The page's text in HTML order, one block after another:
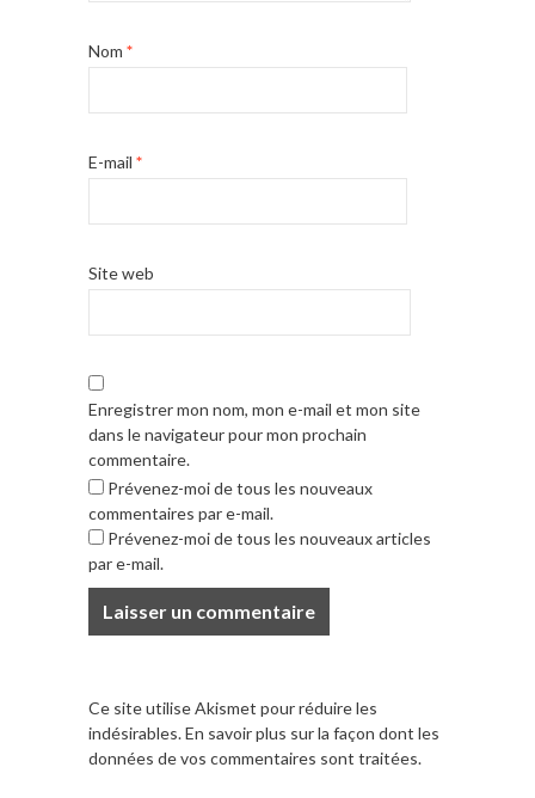
Nom *
E-mail *
Site web
Enregistrer mon nom, mon e-mail et mon site
dans le navigateur pour mon prochain
commentaire.
Prévenez-moi de tous les nouveaux
commentaires par e-mail.
Prévenez-moi de tous les nouveaux articles
par e-mail.
Ce site utilise Akismet pour réduire les
indésirables.En savoir plus sur la façon dont les
données de vos commentaires sont traitées.